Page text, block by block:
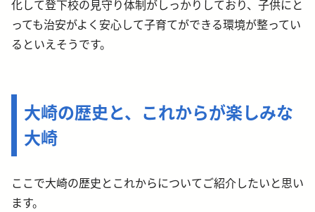
化して登下校の見守り体制がしっかりしており、子供にと
っても治安がよく安心して子育てができる環境が整ってい
るといえそうです。
大崎の歴史と、これからが楽しみな
大崎
ここで大崎の歴史とこれからについてご紹介したいと思い
ます。